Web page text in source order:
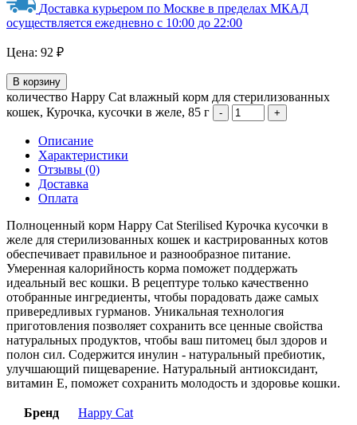
Доставка курьером по Москве в пределах МКАД
осуществляется ежедневно с 10:00 до 22:00
Цена: 92 ₽
В корзину
количество Happy Cat влажный корм для стерилизованных
кошек, Курочка, кусочки в желе, 85 г
Описание
Характеристики
Отзывы (0)
Доставка
Оплата
Полноценный корм Happy Cat Sterilised Курочка кусочки в
желе для стерилизованных кошек и кастрированных котов
обеспечивает правильное и разнообразное питание.
Умеренная калорийность корма поможет поддержать
идеальный вес кошки. В рецептуре только качественно
отобранные ингредиенты, чтобы порадовать даже самых
привередливых гурманов. Уникальная технология
приготовления позволяет сохранить все ценные свойства
натуральных продуктов, чтобы ваш питомец был здоров и
полон сил. Содержится инулин - натуральный пребиотик,
улучшающий пищеварение. Натуральный антиоксидант,
витамин Е, поможет сохранить молодость и здоровье кошки.
Бренд Happy Cat